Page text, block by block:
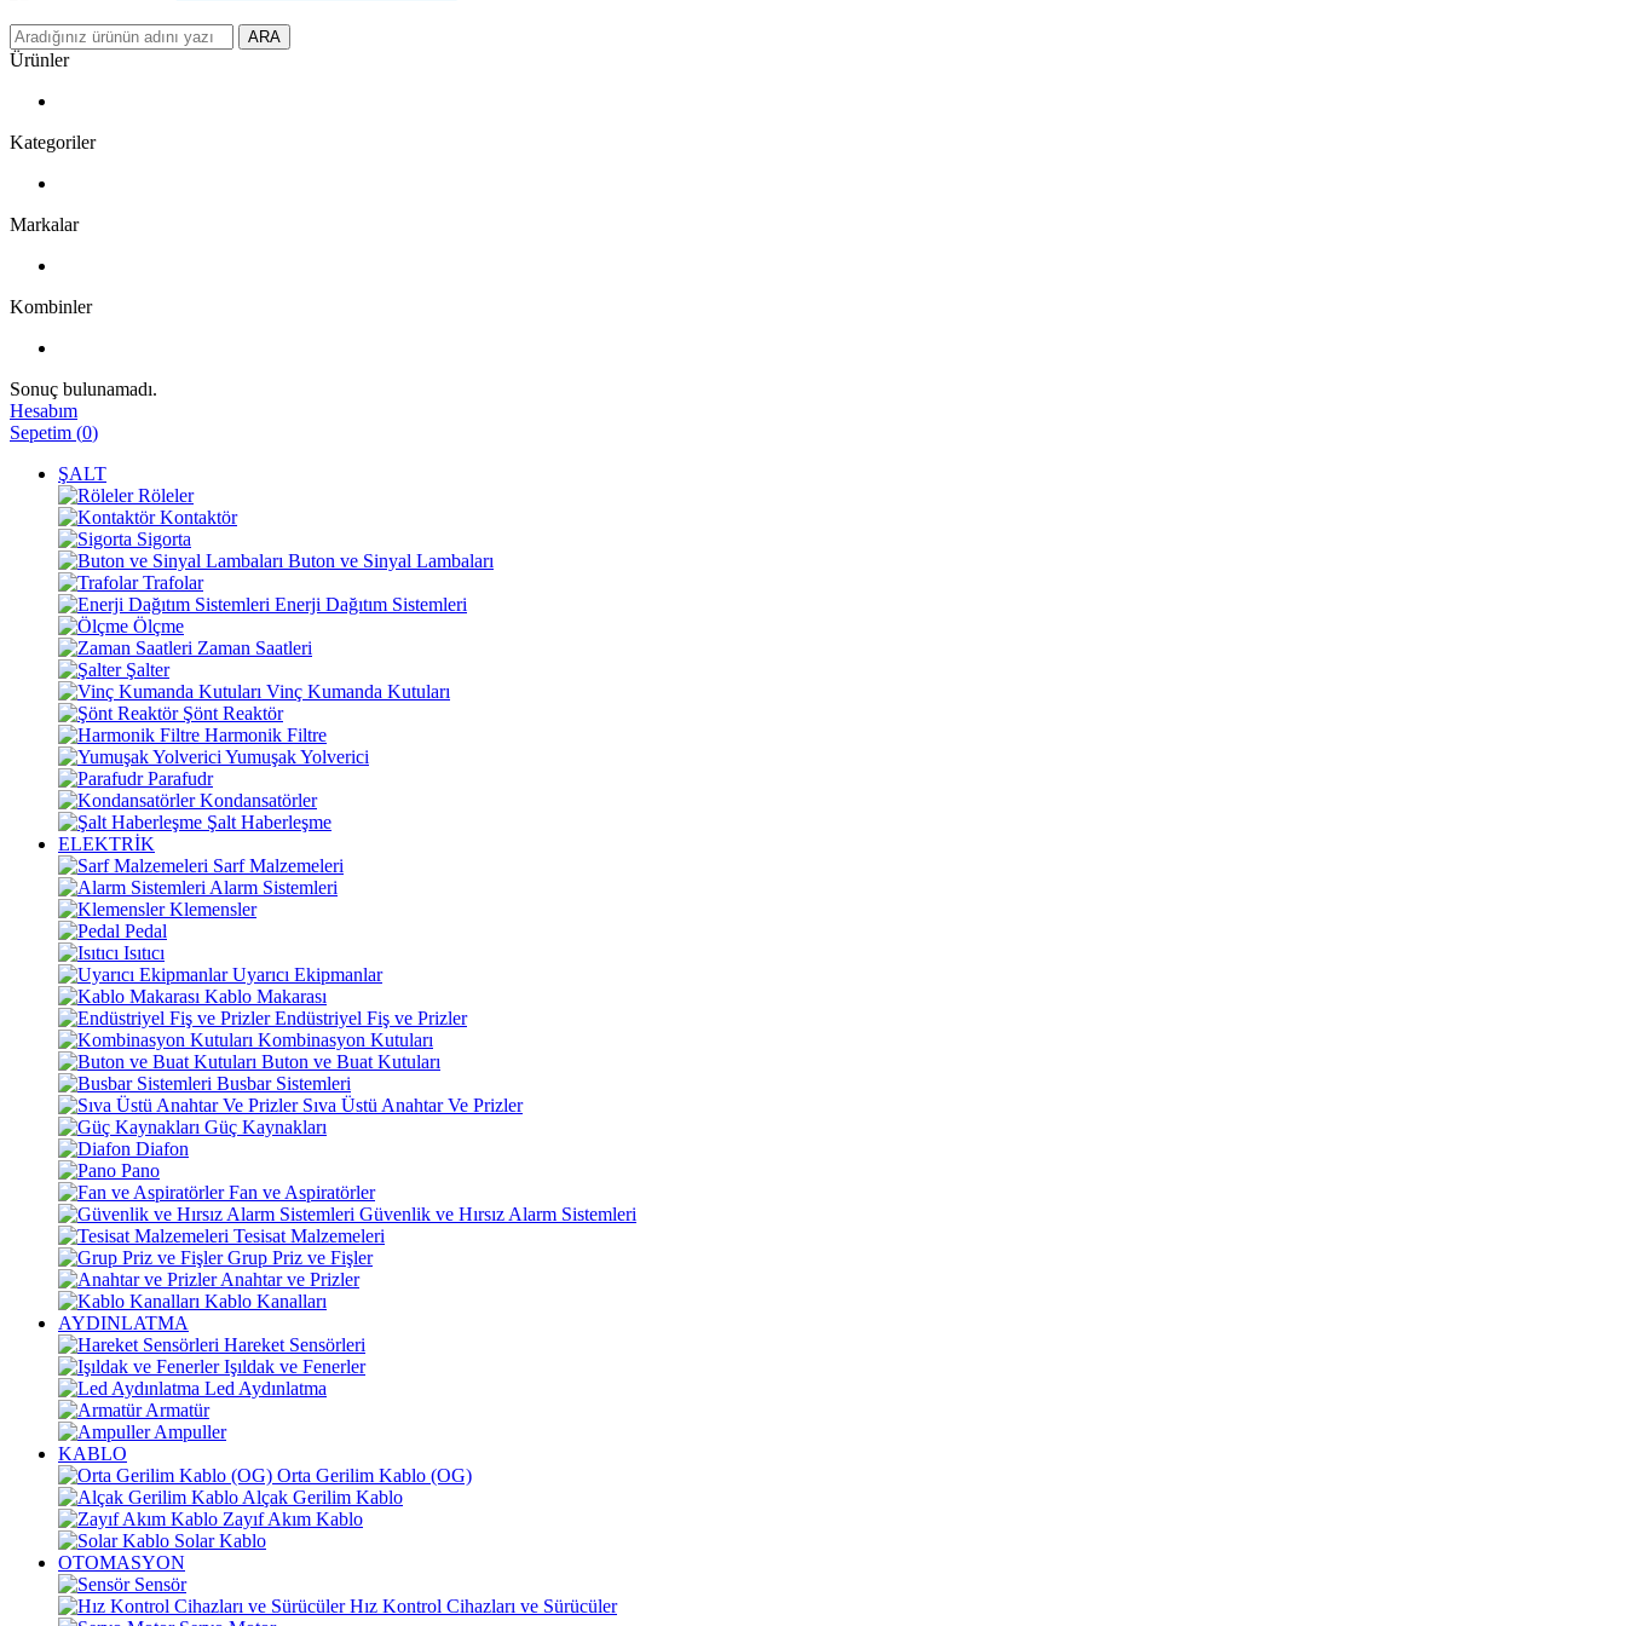
ARA
Ürünler
Kategoriler
Markalar
Kombinler
Sonuç bulunamadı.
Hesabım
Sepetim (0)
ŞALT
Röleler
Kontaktör
Sigorta
Buton ve Sinyal Lambaları
Trafolar
Enerji Dağıtım Sistemleri
Ölçme
Zaman Saatleri
Şalter
Vinç Kumanda Kutuları
Şönt Reaktör
Harmonik Filtre
Yumuşak Yolverici
Parafudr
Kondansatörler
Şalt Haberleşme
ELEKTRİK
Sarf Malzemeleri
Alarm Sistemleri
Klemensler
Pedal
Isıtıcı
Uyarıcı Ekipmanlar
Kablo Makarası
Endüstriyel Fiş ve Prizler
Kombinasyon Kutuları
Buton ve Buat Kutuları
Busbar Sistemleri
Sıva Üstü Anahtar Ve Prizler
Güç Kaynakları
Diafon
Pano
Fan ve Aspiratörler
Güvenlik ve Hırsız Alarm Sistemleri
Tesisat Malzemeleri
Grup Priz ve Fişler
Anahtar ve Prizler
Kablo Kanalları
AYDINLATMA
Hareket Sensörleri
Işıldak ve Fenerler
Led Aydınlatma
Armatür
Ampuller
KABLO
Orta Gerilim Kablo (OG)
Alçak Gerilim Kablo
Zayıf Akım Kablo
Solar Kablo
OTOMASYON
Sensör
Hız Kontrol Cihazları ve Sürücüler